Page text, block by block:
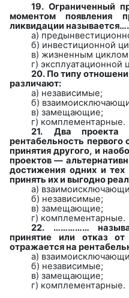
19.Ограниченный
моментом появления
ликвидации называется….
а)
б) инвестиционной
в) жизненным циклом
г)эксплуатационной
20. По типу
различают:
а) независимые;
б)
в) замещающие;
г) комплементарные.
21.
Два проекта
рентабельность
принятия другого, и
проектов —
достижения одних и
принять их и выгодно
а)
б) независимые;
в) замещающие;
г) комплементарные.
22. ……………
принятие или отказ
отражается на
а)
б) независимые;
в) замещающие;
г) комплементарные.